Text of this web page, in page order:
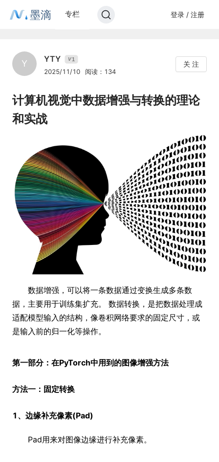
墨滴 专栏 登录 / 注册
Y YTY V1
2025/11/10 阅读：134
关 注
计算机视觉中数据增强与转换的理论
和实战
数据增强，可以将一条数据通过变换生成多条数
据，主要用于训练集扩充。 数据转换，是把数据处理成
适配模型输入的结构，像卷积网络要求的固定尺寸，或
是输入前的归一化等操作。
第一部分：在PyTorch中用到的图像增强方法
方法一：固定转换
1、边缘补充像素(Pad)
Pad用来对图像边缘进行补充像素。